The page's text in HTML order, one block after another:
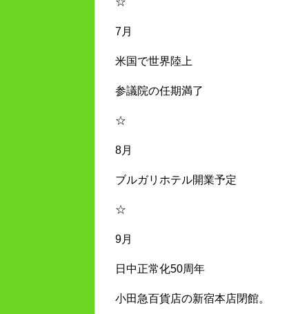
7月
米国で世界陸上
参議院の任期満了
☆
8月
ブルガリホテル開業予定
☆
9月
日中正常化50周年
小田急百貨店の新宿本店閉館。